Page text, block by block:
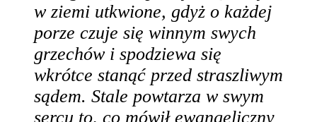
w ziemi utkwione, gdyż o każdej
porze czuje się winnym swych
grzechów i spodziewa się
wkrótce stanąć przed straszliwym
sądem. Stale powtarza w swym
sercu to, co mówił ewangeliczny